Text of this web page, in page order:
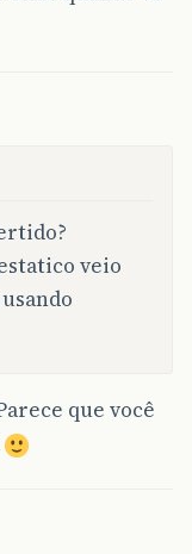
veio
que você